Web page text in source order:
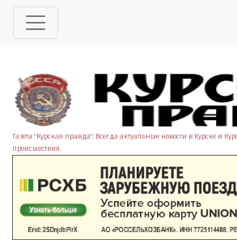
Газета "Курская правда". Всегда актуальные новости в Курске и
происшествия.